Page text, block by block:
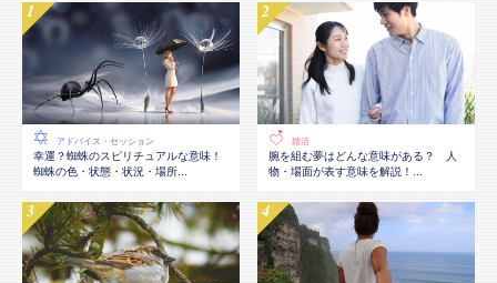
アドバイス・セッション
幸運？蜘蛛のスピリチュアルな意味！
蜘蛛の色・状態・状況・場所...
婚活
腕を組む夢はどんな意味がある？ 人
物・場面が表す意味を解説！...